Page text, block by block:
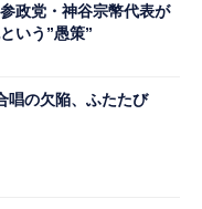
政党・神谷宗幣代表が
いう”愚策”
唱の欠陥、ふたたび